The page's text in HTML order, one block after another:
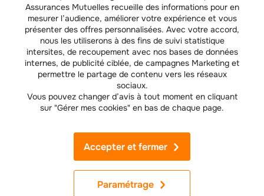
Assurances Mutuelles recueille des informations pour en
mesurer l’audience, améliorer votre expérience et vous
présenter des offres personnalisées. Avec votre accord,
nous les utiliserons à des fins de suivi statistique
intersites, de recoupement avec nos bases de données
internes, de publicité ciblée, de campagnes Marketing et
permettre le partage de contenu vers les réseaux
sociaux.
Vous pouvez changer d’avis à tout moment en cliquant
sur "Gérer mes cookies" en bas de chaque page.
Paramétrage
Accepter et fermer
Découvrir nos offres adaptées à vos besoins